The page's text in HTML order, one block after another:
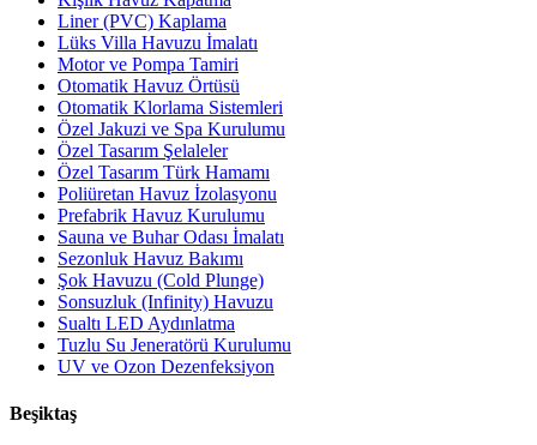
Liner (PVC) Kaplama
Lüks Villa Havuzu İmalatı
Motor ve Pompa Tamiri
Otomatik Havuz Örtüsü
Otomatik Klorlama Sistemleri
Özel Jakuzi ve Spa Kurulumu
Özel Tasarım Şelaleler
Özel Tasarım Türk Hamamı
Poliüretan Havuz İzolasyonu
Prefabrik Havuz Kurulumu
Sauna ve Buhar Odası İmalatı
Sezonluk Havuz Bakımı
Şok Havuzu (Cold Plunge)
Sonsuzluk (Infinity) Havuzu
Sualtı LED Aydınlatma
Tuzlu Su Jeneratörü Kurulumu
UV ve Ozon Dezenfeksiyon
Beşiktaş